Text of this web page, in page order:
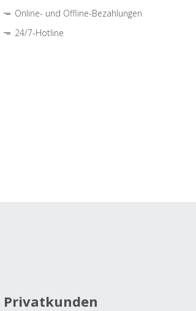
Online- und Offline-Bezahlungen
24/7-Hotline
Privatkunden